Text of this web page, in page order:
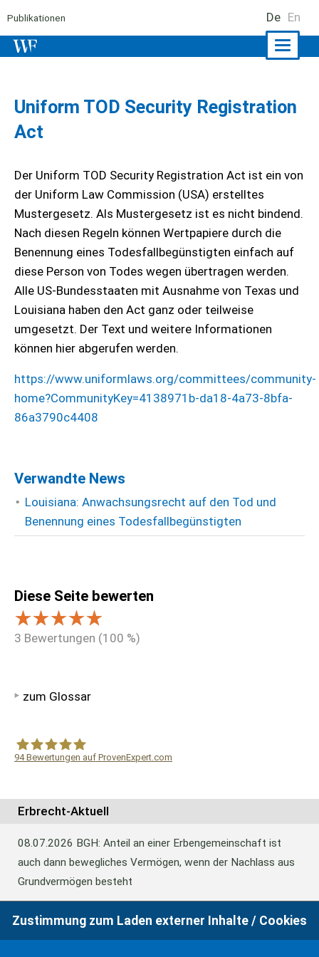
Publikationen De En
Uniform TOD Security Registration
Act
Der Uniform TOD Security Registration Act ist ein von
der Uniform Law Commission (USA) erstelltes
Mustergesetz. Als Mustergesetz ist es nicht bindend.
Nach diesen Regeln können Wertpapiere durch die
Benennung eines Todesfallbegünstigten einfach auf
diese Person von Todes wegen übertragen werden.
Alle US-Bundesstaaten mit Ausnahme von Texas und
Louisiana haben den Act ganz oder teilweise
umgesetzt. Der Text und weitere Informationen
können hier abgerufen werden.
https://www.uniformlaws.org/committees/community-
home?CommunityKey=4138971b-da18-4a73-8bfa-
86a3790c4408
Verwandte News
Louisiana: Anwachsungsrecht auf den Tod und
Benennung eines Todesfallbegünstigten
Diese Seite bewerten
3 Bewertungen (100 %)
zum Glossar
94Bewertungen auf ProvenExpert.com
Erbrecht-Aktuell
08.07.2026 BGH: Anteil an einer Erbengemeinschaft ist
auch dann bewegliches Vermögen, wenn der Nachlass aus
Grundvermögen besteht
BFH: Abweichende Festsetzung aus
Zustimmung zum Laden externer Inhalte / Cookies